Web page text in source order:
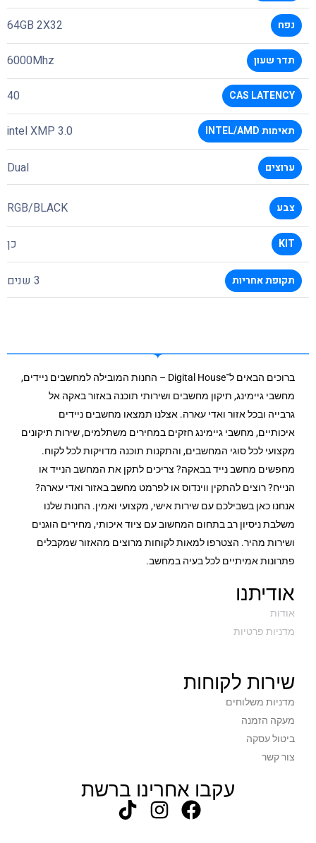
נפח 64GB 2X32
תדר שעון 6000Mhz
CAS LATENCY
40
תאימות INTEL/AMD intel XMP 3.0
ערוצים Dual
צבע RGB/BLACK
KIT כן
תקופת אחריות 3 שנים
ברוכים הבאים ל־Digital House – החנות המובילה למחשבים ניידים,
מחשבי גיימינג, תיקון מחשבים ושירותי תוכנה באזור באקה אל
גרבייה ובכל אזור ואדי עארה. אצלנו תמצאו מחשבים ניידים
איכותיים, מחשבי גיימינג חזקים במחירים משתלמים, שירות תיקונים
מקצועי לכל סוגי המחשבים, והתקנות תוכנה מדויקות לכל לקוח.
מחפשים מחשב נייד בבאקה? צריכים לתקן את המחשב הנייד או
הנייח? רוצים להתקין ווינדוס או לפרמט מחשב באזור ואדי עארה?
אנחנו כאן בשבילכם עם שירות אישי, מקצועי ואמין. החנות שלנו
משלבת ניסיון רב בתחום המחשוב עם ציוד איכותי, מחירים הוגנים
ושירות מהיר. הצטרפו למאות לקוחות מרוצים מהאזור שמקבלים
פתרונות אמיתיים לכל בעיה במחשב.
אודיתנו
אודות
מדניות פרטיות
שירות לקוחות
מדניות משלוחים
מעקה הזמנה
ביטול עסקה
צור קשר
עקבו אחרינו ברשת